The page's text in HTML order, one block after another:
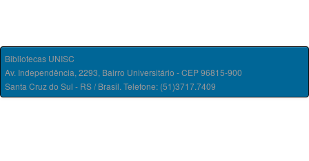
Bibliotecas UNISC
Av. Independência, 2293, Bairro Universitário - CEP 96815-900
Santa Cruz do Sul - RS / Brasil. Telefone: (51)3717.7409